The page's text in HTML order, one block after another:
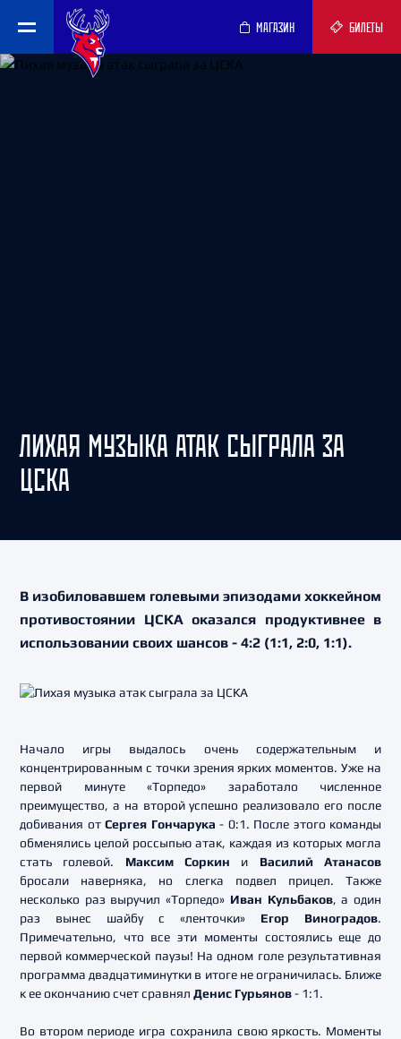
МАГАЗИН БИЛЕТЫ
ЛИХАЯ МУЗЫКА АТАК СЫГРАЛА ЗА
ЦСКА
В изобиловавшем голевыми эпизодами хоккейном
противостоянии ЦСКА оказался продуктивнее в
использовании своих шансов - 4:2 (1:1, 2:0, 1:1).
Начало игры выдалось очень содержательным и
концентрированным с точки зрения ярких моментов. Уже на
первой минуте «Торпедо» заработало численное
преимущество, а на второй успешно реализовало его после
добивания от Сергея Гончарука - 0:1. После этого команды
обменялись целой россыпью атак, каждая из которых могла
стать голевой. Максим Соркин и Василий Атанасов
бросали наверняка, но слегка подвел прицел. Также
несколько раз выручил «Торпедо» Иван Кульбаков, а один
раз вынес шайбу с «ленточки» Егор Виноградов.
Примечательно, что все эти моменты состоялись еще до
первой коммерческой паузы! На одном голе результативная
программа двадцатиминутки в итоге не ограничилась. Ближе
к ее окончанию счет сравнял Денис Гурьянов- 1:1.
Во втором периоде игра сохранила свою яркость. Моменты